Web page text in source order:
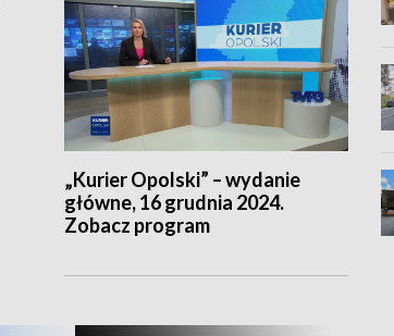
„Kurier Opolski” – wydanie
główne, 16 grudnia 2024.
Zobacz program